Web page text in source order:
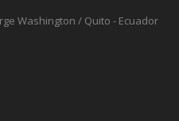
Washington / Quito - Ecuador